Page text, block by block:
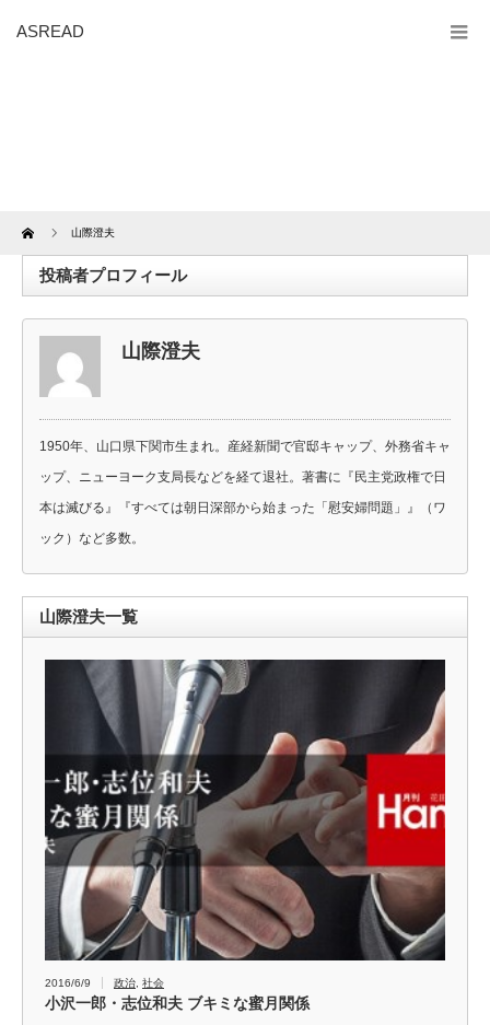
ASREAD
Home 山際澄夫
投稿者プロフィール
山際澄夫
1950年、山口県下関市生まれ。産経新聞で官邸キャップ、外務省キャ
ップ、ニューヨーク支局長などを経て退社。著書に『民主党政権で日
本は滅びる』『すべては朝日深部から始まった「慰安婦問題」』（ワ
ック）など多数。
山際澄夫一覧
2016/6/9 政治 社会
小沢一郎・志位和夫 ブキミな蜜月関係